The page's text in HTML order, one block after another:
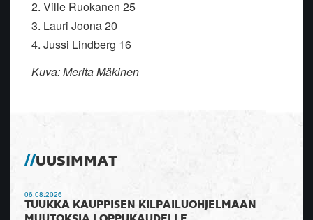
2. Ville Ruokanen 25
3. Lauri Joona 20
4. Jussi Lindberg 16
Kuva: Merita Mäkinen
UUSIMMAT
06.08.2026
TUUKKA KAUPPISEN KILPAILUOHJELMAAN